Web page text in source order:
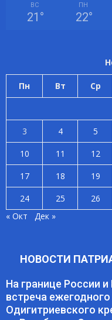
ВС
21 °
ПН
22°
Пн Вт Ср
3
4 5
10
11 12
17
18 19
24
25 26
« Окт
Дек »
НОВОСТИ
На границе России
встреча
Одигитриевского